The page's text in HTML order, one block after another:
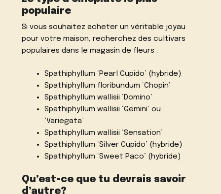
populaire
Si vous souhaitez acheter un véritable joyau
pour votre maison, recherchez des cultivars
populaires dans le magasin de fleurs :
Spathiphyllum ‘Pearl Cupido’ (hybride)
Spathiphyllum floribundum ‘Chopin’
Spathiphyllum wallisii ‘Domino’
Spathiphyllum wallisii ‘Gemini’ ou
‘Variegata’
Spathiphyllum wallisii ‘Sensation’
Spathiphyllum ‘Silver Cupido’ (hybride)
Spathiphyllum ‘Sweet Paco’ (hybride)
Qu’est-ce que tu devrais savoir
d’autre?